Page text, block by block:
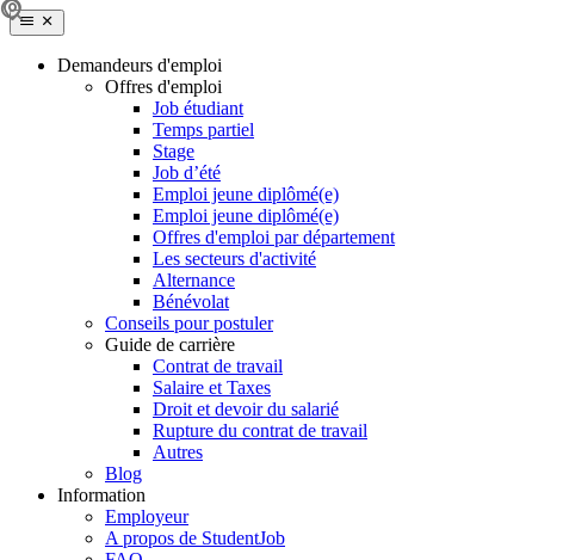
Demandeurs d'emploi
Offres d'emploi
Job étudiant
Temps partiel
Stage
Job d’été
Emploi jeune diplômé(e)
Emploi jeune diplômé(e)
Offres d'emploi par département
Les secteurs d'activité
Alternance
Bénévolat
Conseils pour postuler
Guide de carrière
Contrat de travail
Salaire et Taxes
Droit et devoir du salarié
Rupture du contrat de travail
Autres
Blog
Information
Employeur
A propos de StudentJob